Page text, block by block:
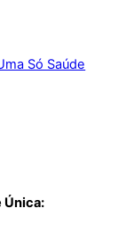
Só Saúde
Única: